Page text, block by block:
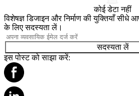
कोई डेटा नहीं
विशेषज्ञ डिजाइन और निर्माण की युक्तियाँ सीधे
के लिए सदस्यता लें।
सदस्यता लें
इस पोस्ट को साझा करें: